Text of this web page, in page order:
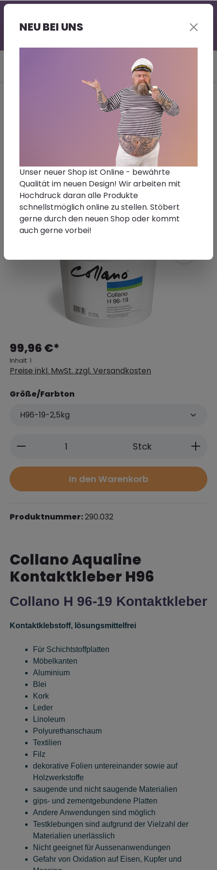
Ort | Großer Lagerbestand | Kurze Lieferzeit |
Klebstoffe | Leime | Harze
Collano Aqualine
Kontaktkleber H96
H96-19-2,5kg
Collano Aqualine Kontaktkleber H96
99,96 €*
Inhalt: 1
Preise inkl. MwSt. zzgl. Versandkosten
Größe/Farbton
Produkt Anzahl: Gib den
Stck
In den Warenkorb
Produktnummer:290.032
Collano Aqualine
Kontaktkleber H96
Collano H 96-19 Kontaktkleber
Kontaktklebstoff, lösungsmittelfrei
Für Schichtstoffplatten
Möbelkanten
Aluminium
Blei
Kork
Leder
Linoleum
Polyurethanschaum
Textilien
Filz
dekorative Folien untereinander sowie auf
Holzwerkstoffe
saugende und nicht saugende Materialien
gips- und zementgebundene Platten
Andere Anwendungen sind möglich
Testklebungen sind aufgrund der Vielzahl der
Materialien unerlässlich
Nicht geeignet für Aussenanwendungen
Gefahr von Oxidation auf Eisen, Kupfer und
NEU BEI UNS
Unser neuer Shop ist Online - bewährte
Qualität im neuen Design! Wir arbeiten mit
Hochdruck daran alle Produkte
schnellstmöglich online zu stellen. Stöbert
gerne durch den neuen Shop oder kommt
auch gerne vorbei!